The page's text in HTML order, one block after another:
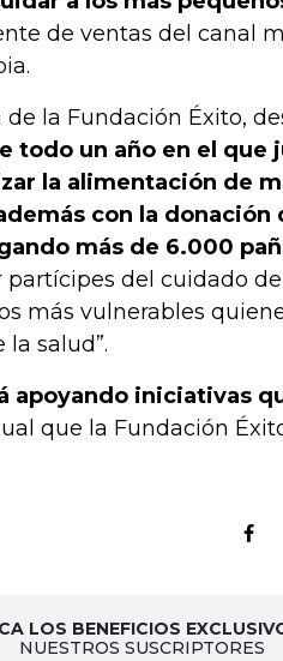
de ventas del canal
la Fundación Éxito,
todo un año en el que
la alimentación de
con la donación
más de 6.000
del cuidado
más vulnerables
salud”.
apoyando iniciativas
que la Fundación
LOS BENEFICIOS
NUESTROS SUSCRIPTORES